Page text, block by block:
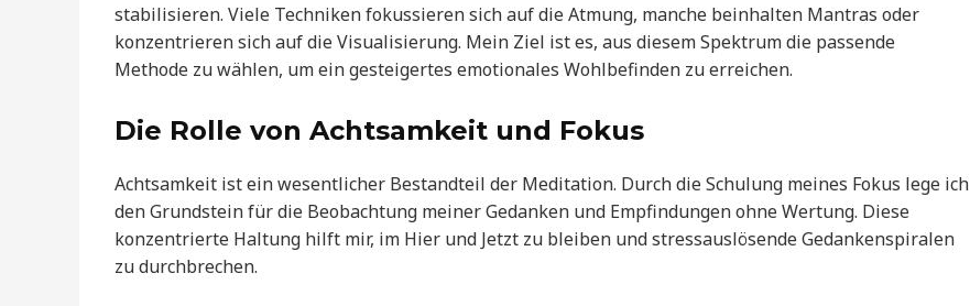
stabilisieren. Viele Techniken fokussieren sich auf die Atmung, manche beinhalten Mantras oder
konzentrieren sich auf die Visualisierung. Mein Ziel ist es, aus diesem Spektrum die passende
Methode zu wählen, um ein gesteigertes emotionales Wohlbefinden zu erreichen.
Die Rolle von Achtsamkeit und Fokus
Achtsamkeit ist ein wesentlicher Bestandteil der Meditation. Durch die Schulung meines Fokus lege ich
den Grundstein für die Beobachtung meiner Gedanken und Empfindungen ohne Wertung. Diese
konzentrierte Haltung hilft mir, im Hier und Jetzt zu bleiben und stressauslösende Gedankenspiralen
zu durchbrechen.